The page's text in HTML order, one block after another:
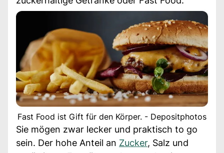
Fast Food ist Gift für den Körper. - Depositphotos
Sie mögen zwar lecker und praktisch to go
sein. Der hohe Anteil an Zucker, Salz und